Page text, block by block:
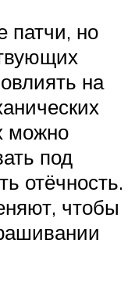
патчи, но
на
можно
под
отёчность.
чтобы